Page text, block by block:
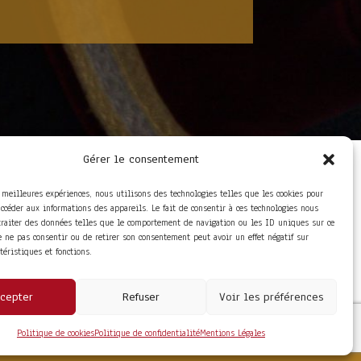
Gérer le consentement
expériences, nous utilisons des technologies telles que les cookies pour
aux informations des appareils. Le fait de consentir à ces technologies nous
des données telles que le comportement de navigation ou les ID uniques sur ce
pas consentir ou de retirer son consentement peut avoir un effet négatif sur
et fonctions.
Refuser Voir les préférences
Politique de cookiesPolitique de confidentialitéMentions Légales
Foire aux questions
Conditions Générales de
Vente
Mentions Légales
Politique de